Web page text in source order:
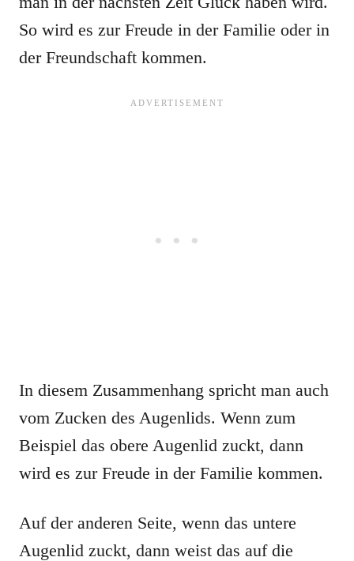
So wird es zur Freude in der Familie oder in
der Freundschaft kommen.
In diesem Zusammenhang spricht man auch
vom Zucken des Augenlids. Wenn zum
Beispiel das obere Augenlid zuckt, dann
wird es zur Freude in der Familie kommen.
Auf der anderen Seite, wenn das untere
Augenlid zuckt, dann weist das auf die